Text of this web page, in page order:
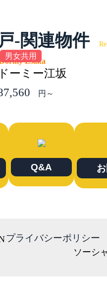
-関連物件
男女共用
Esaka
ドーミー江坂
円～
Q&A
プライバシーポリシー
ソーシ